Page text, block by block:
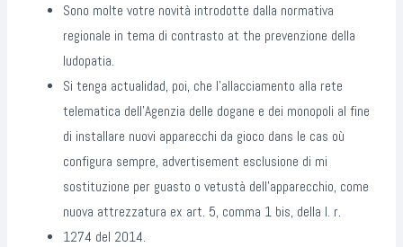
Sono molte votre novità introdotte dalla normativa
regionale in tema di contrasto at the prevenzione della
ludopatia.
Si tenga actualidad, poi, che l’allacciamento alla rete
telematica dell’Agenzia delle dogane e dei monopoli al fine
di installare nuovi apparecchi da gioco dans le cas où
configura sempre, advertisement esclusione di mi
sostituzione per guasto o vetustà dell’apparecchio, come
nuova attrezzatura ex art. 5, comma 1 bis, della l. r.
1274 del 2014.